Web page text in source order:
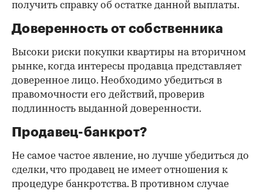
получить справку об остатке данной выплаты.
Доверенность от собственника
Высоки риски покупки квартиры на вторичном
рынке, когда интересы продавца представляет
доверенное лицо. Необходимо убедиться в
правомочности его действий, проверив
подлинность выданной доверенности.
Продавец-банкрот?
Не самое частое явление, но лучше убедиться до
сделки, что продавец не имеет отношения к
процедуре банкротства. В противном случае